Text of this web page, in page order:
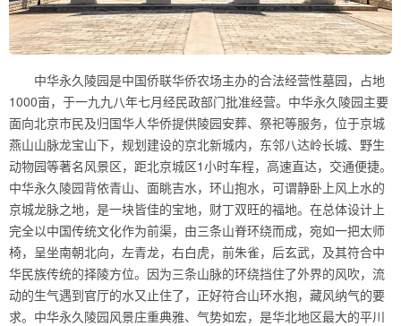
中华永久陵园是中国侨联华侨农场主办的合法经营性墓园，占地
1000亩，于一九九八年七月经民政部门批准经营。中华永久陵园主要
面向北京市民及归国华人华侨提供陵园安葬、祭祀等服务，位于京城
燕山山脉龙宝山下，规划建设的京北新城内，东邻八达岭长城、野生
动物园等著名风景区，距北京城区1小时车程，高速直达，交通便捷。
中华永久陵园背依青山、面眺吉水，环山抱水，可谓静卧上风上水的
京城龙脉之地，是一块皆佳的宝地，财丁双旺的福地。在总体设计上
完全以中国传统文化作为前渠，由三条山脊环绕而成，宛如一把太师
椅，呈坐南朝北向，左青龙，右白虎，前朱雀，后玄武，及其符合中
华民族传统的择陵方位。因为三条山脉的环绕挡住了外界的风吹，流
动的生气遇到官厅的水又止住了，正好符合山环水抱，藏风纳气的要
求。中华永久陵园风景庄重典雅、气势如宏，是华北地区最大的平川